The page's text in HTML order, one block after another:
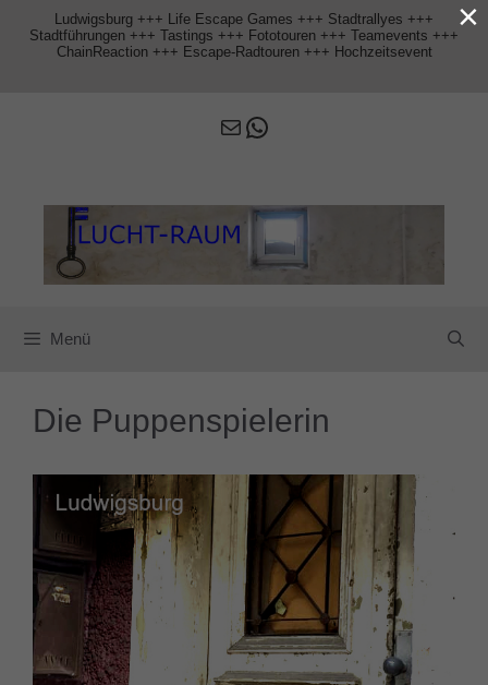
Inhalt
springen
Ludwigsburg +++ Life Escape Games +++ Stadtrallyes +++
Stadtführungen +++ Tastings +++ Fototouren +++ Teamevents +++
ChainReaction +++ Escape-Radtouren +++ Hochzeitsevent
E-MailWhatsApp
Menü
Die Puppenspielerin
×